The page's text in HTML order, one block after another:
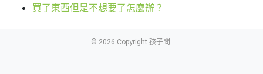
買了東西但是不想要了怎麼辦？
© 2026 Copyright 孩子問.